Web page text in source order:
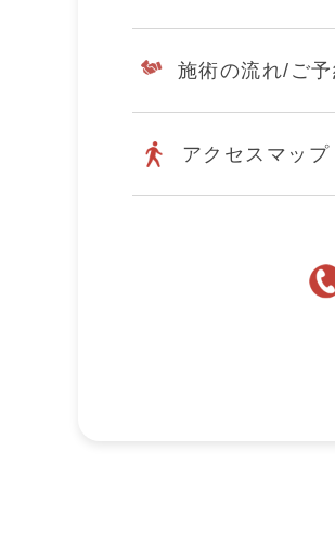
施術の流れ/ ご
アクセスマップ